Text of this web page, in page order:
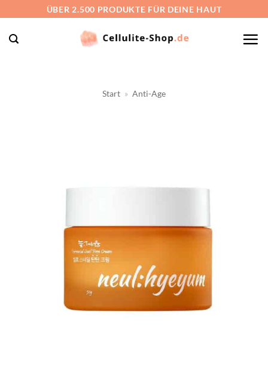
springen
ÜBER 2.500 PRODUKTE FÜR DEINE HAUT
Start » Anti-Age